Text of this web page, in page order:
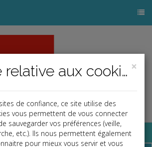
×
Politique relative aux cookies
de confiance, ce site utilise des
vous permettent de vous connecter
sauvegarder vos préférences (veille,
etc.). Ils nous permettent également
pour mieux vous servir et vous